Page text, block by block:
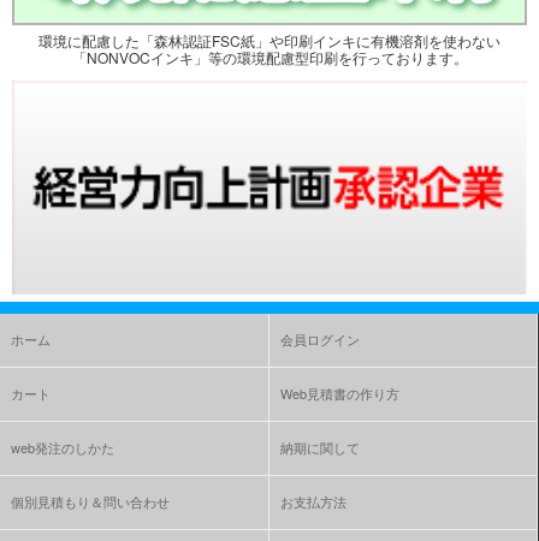
環境に配慮した「森林認証FSC紙」や印刷インキに有機溶剤を使わない
「NONVOCインキ」等の環境配慮型印刷を行っております。
ホーム 会員ログイン
カート Web見積書の作り方
web発注のしかた 納期に関して
個別見積もり＆問い合わせ お支払方法